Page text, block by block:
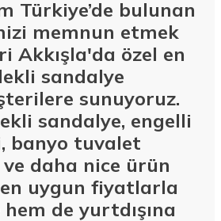
Türkiye’de bulunan
memnun etmek
Akkışla'da özel en
sandalye
sunuyoruz.
sandalye, engelli
banyo tuvalet
daha nice ürün
uygun fiyatlarla
de yurtdışına